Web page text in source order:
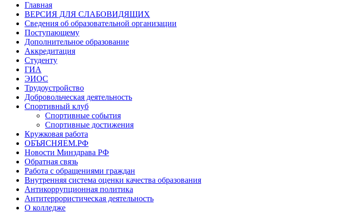
Главная
ВЕРСИЯ ДЛЯ СЛАБОВИДЯЩИХ
Сведения об образовательной организации
Поступающему
Дополнительное образование
Аккредитация
Студенту
ГИА
ЭИОС
Трудоустройство
Добровольческая деятельность
Спортивный клуб
Спортивные события
Спортивные достижения
Кружковая работа
ОБЪЯСНЯЕМ.РФ
Новости Минздрава РФ
Обратная связь
Работа с обращениями граждан
Внутренняя система оценки качества образования
Антикоррупционная политика
Антитеррористическая деятельность
О колледже